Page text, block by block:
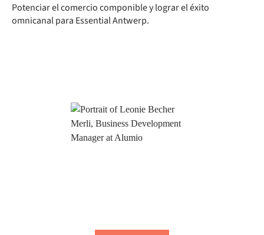
Potenciar el comercio componible y lograr el éxito
omnicanal para Essential Antwerp.